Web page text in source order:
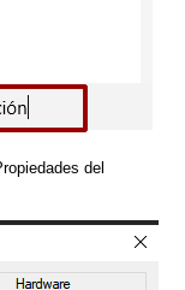
del